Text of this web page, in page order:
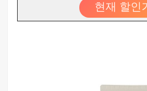
현재 할인